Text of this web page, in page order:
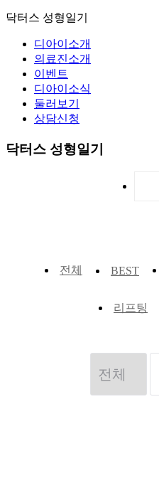
닥터스 성형일기
디아이소개
의료진소개
이벤트
디아이소식
둘러보기
상담신청
닥터스 성형일기
전체 BEST
리프팅